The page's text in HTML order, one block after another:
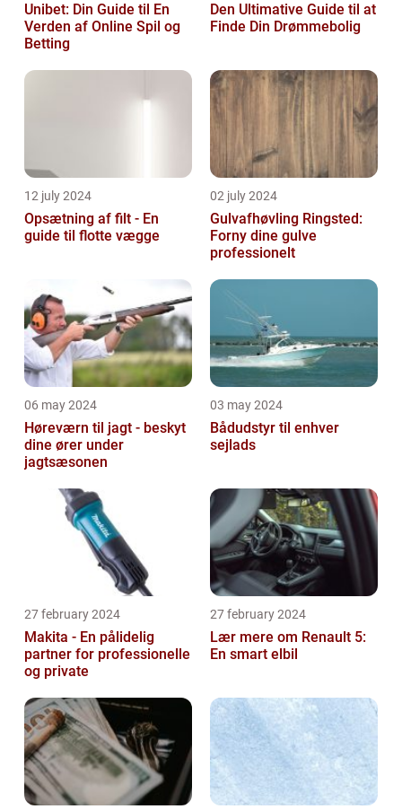
Unibet: Din Guide til En
Verden af Online Spil og
Betting
Den Ultimative Guide til at
Finde Din Drømmebolig
12 july 2024
Opsætning af filt - En
guide til flotte vægge
02 july 2024
Gulvafhøvling Ringsted:
Forny dine gulve
professionelt
06 may 2024
Høreværn til jagt - beskyt
dine ører under
jagtsæsonen
03 may 2024
Bådudstyr til enhver
sejlads
27 february 2024
Makita - En pålidelig
partner for professionelle
og private
27 february 2024
Lær mere om Renault 5:
En smart elbil